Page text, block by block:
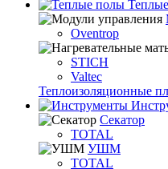
Oventrop
STICH
Valtec
Теплоизоляционные
Секатор
TOTAL
УШМ
TOTAL